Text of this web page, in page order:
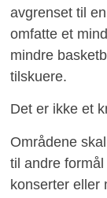
avgrenset til
omfatte et
mindre
tilskuere.
Det er ikke et
Områdene
til andre
konserter eller